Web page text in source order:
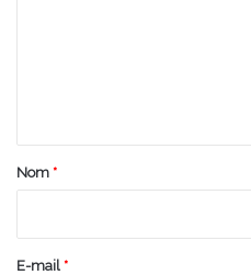
a
e
Nom *
E-mail *